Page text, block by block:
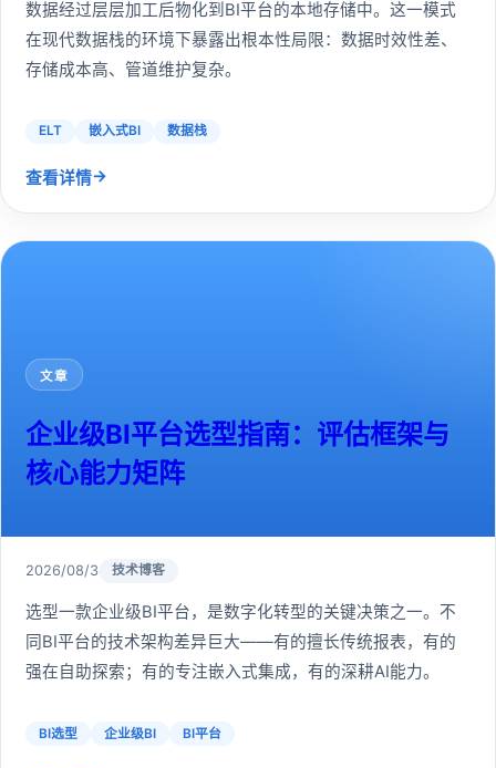
数据经过层层加工后物化到BI平台的本地存储中。这一模式
在现代数据栈的环境下暴露出根本性局限：数据时效性差、
存储成本高、管道维护复杂。
ELT 嵌入式BI 数据栈
查看详情→
文章
企业级BI平台选型指南：评估框架与
核心能力矩阵
2026/08/3 技术博客
选型一款企业级BI平台，是数字化转型的关键决策之一。不
同BI平台的技术架构差异巨大——有的擅长传统报表，有的
强在自助探索；有的专注嵌入式集成，有的深耕AI能力。
BI选型 企业级BI BI平台